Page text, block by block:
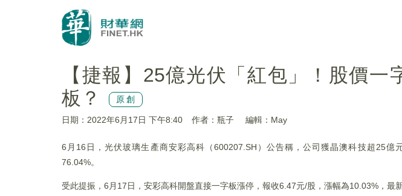
【捷報】25億光伏「紅包」！股價
板？
原創
日期：2022年6月17日 下午8:40 作者：瓶子 編輯：May
6月16日，光伏玻璃生產商安彩高科（600207.SH）公告稱，公司獲晶澳科技超25
76.04%。
受此提振，6月17日，安彩高科開盤直接一字板漲停，報收6.47元/股，漲幅為10.03%，最